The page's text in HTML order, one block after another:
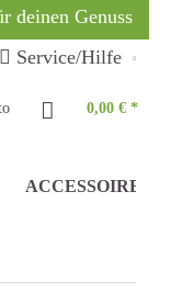
deinen Genuss
Service/Hilfe
0,00 € *
ACCESSOIRES